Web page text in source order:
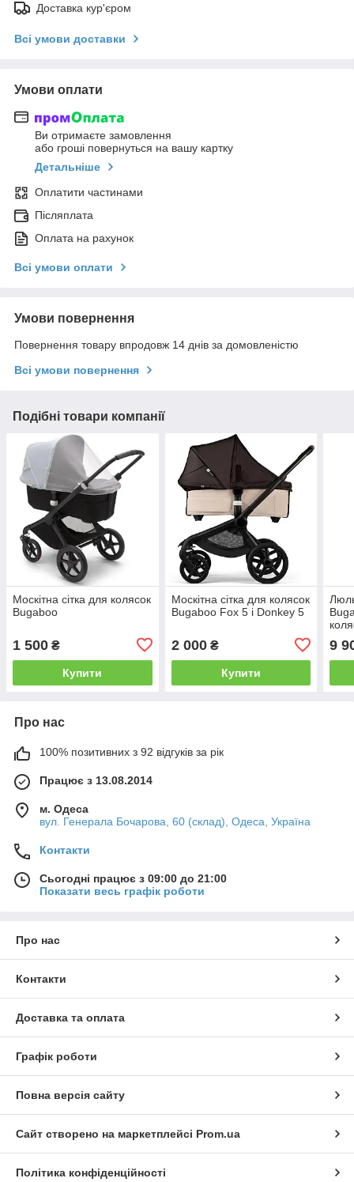
Доставка кур'єром
Всі умови доставки
Умови оплати
Ви отримаєте замовлення
або гроші повернуться на вашу картку
Детальніше
Оплатити частинами
Післяплата
Оплата на рахунок
Всі умови оплати
Умови повернення
Повернення товару впродовж 14 днів за домовленістю
Всі умови повернення
Подібні товари компанії
Москітна сітка для колясок
Bugaboo
1 500 ₴
Купити
Москітна сітка для колясок
Bugaboo Fox 5 і Donkey 5
2 000₴
Купити
9
Про нас
100% позитивних з 92 відгуків за рік
Працює з 13.08.2014
м. Одеса
вул. Генерала Бочарова, 60 (склад), Одеса, Україна
Контакти
Сьогодні працює з 09:00 до 21:00
Показати весь графік роботи
Про нас
Контакти
Доставка та оплата
Графік роботи
Повна версія сайту
Сайт створено на маркетплейсі Prom.ua
Політика конфіденційності